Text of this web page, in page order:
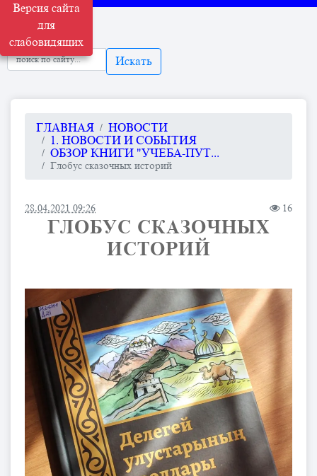
Версия сайта
для
слабовидящих
Искать
ГЛАВНАЯ
НОВОСТИ
1. НОВОСТИ И СОБЫТИЯ
ОБЗОР КНИГИ "УЧЕБА-ПУТ...
Глобус сказочных историй
28.04.2021 09:26 16
ГЛОБУС СКАЗОЧНЫХ
ИСТОРИЙ